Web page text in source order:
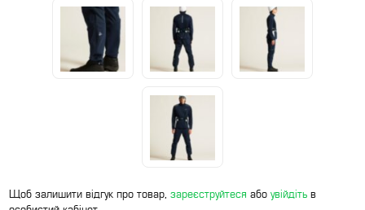
Щоб залишити відгук про товар, зареєструйтеся або увійдітьв